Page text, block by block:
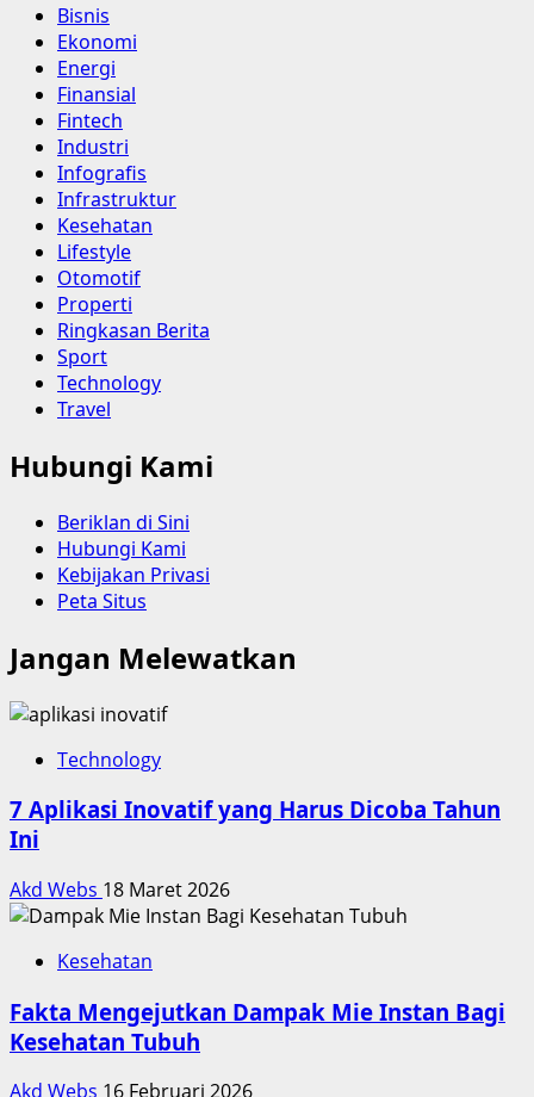
Bisnis
Ekonomi
Energi
Finansial
Fintech
Industri
Infografis
Infrastruktur
Kesehatan
Lifestyle
Otomotif
Properti
Ringkasan Berita
Sport
Technology
Travel
Hubungi Kami
Beriklan di Sini
Hubungi Kami
Kebijakan Privasi
Peta Situs
Jangan Melewatkan
Technology
7 Aplikasi Inovatif yang Harus Dicoba Tahun
Ini
Akd Webs 18 Maret 2026
Kesehatan
Fakta Mengejutkan Dampak Mie Instan Bagi
Kesehatan Tubuh
Akd Webs 16 Februari 2026